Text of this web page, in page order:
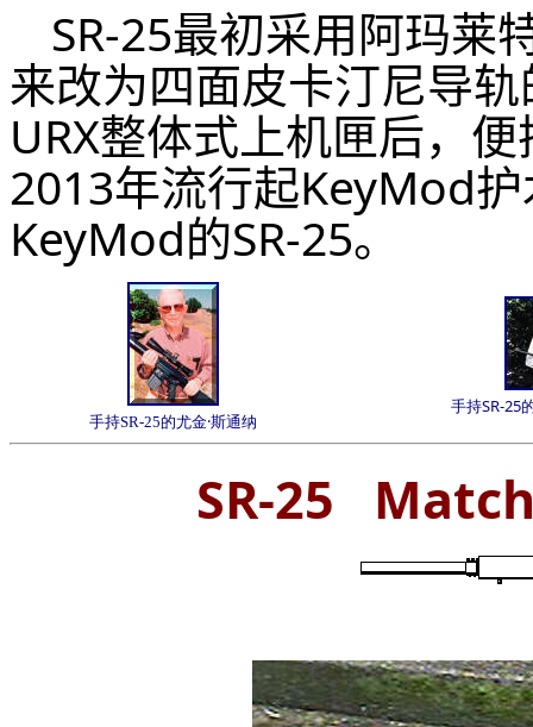
SR-25最初采用阿玛莱
来改为四面皮卡汀尼导
URX整体式上机匣后，便
2013年流行起KeyMod
KeyMod的SR-25。
手持SR-25的尤金·斯通纳
手持SR-25
SR-25